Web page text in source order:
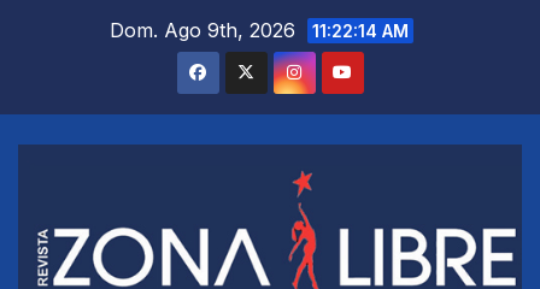
Dom. Ago 9th, 2026 11:22:15 AM